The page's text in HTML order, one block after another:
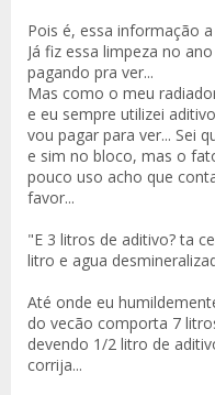
Pois é, essa informação
Já fiz essa limpeza no
pagando pra ver...
Mas como o meu
e eu sempre utilizei
vou pagar para ver... Sei
e sim no bloco, mas o
pouco uso acho que
favor...
"E 3 litros de aditivo? ta
litro e agua
Até onde eu
do vecão comporta 7
devendo 1/2 litro de
corrija...